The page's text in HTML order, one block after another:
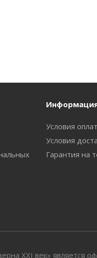
Условия
Условия
Гарантия на
XXI век» является